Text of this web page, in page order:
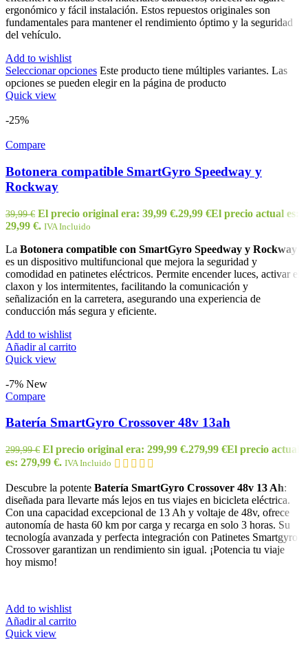
ergonómico y fácil instalación. Estos repuestos originales son
fundamentales para mantener el rendimiento óptimo y la seguridad
del vehículo.
Add to wishlist
Seleccionar opciones Este producto tiene múltiples variantes. Las
opciones se pueden elegir en la página de producto
Quick view
-25%
Compare
Botonera compatible SmartGyro Speedway y
Rockway
39,99€ El precio original era: 39,99 €.29,99 €El precio actual es:
29,99 €. IVA Incluido
La Botonera compatible con SmartGyro Speedway y Rockway
es un dispositivo multifuncional que mejora la seguridad y
comodidad en patinetes eléctricos. Permite encender luces, activar el
claxon y los intermitentes, facilitando la comunicación y
señalización en la carretera, asegurando una experiencia de
conducción más segura y eficiente.
Add to wishlist
Añadir al carrito
Quick view
-7% New
Compare
Batería SmartGyro Crossover 48v 13ah
299,99€ El precio original era: 299,99 €.279,99 €El precio actual
es: 279,99 €. IVA Incluido
Descubre la potente Batería SmartGyro Crossover 48v 13 Ah:
diseñada para llevarte más lejos en tus viajes en bicicleta eléctrica.
Con una capacidad excepcional de 13 Ah y voltaje de 48v, ofrece
autonomía de hasta 60 km por carga y recarga en solo 3 horas. Su
tecnología avanzada y perfecta integración con Patinetes Smartgyro
Crossover garantizan un rendimiento sin igual. ¡Potencia tu viaje
hoy mismo!
Add to wishlist
Añadir al carrito
Quick view